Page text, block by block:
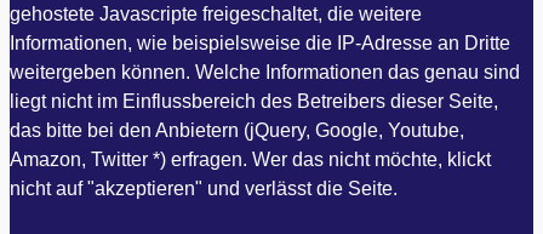
gehostete Javascripte freigeschaltet, die weitere
Informationen, wie beispielsweise die IP-Adresse an Dritte
weitergeben können. Welche Informationen das genau sind
liegt nicht im Einflussbereich des Betreibers dieser Seite,
das bitte bei den Anbietern (jQuery, Google, Youtube,
Amazon, Twitter *) erfragen. Wer das nicht möchte, klickt
nicht auf "akzeptieren" und verlässt die Seite.